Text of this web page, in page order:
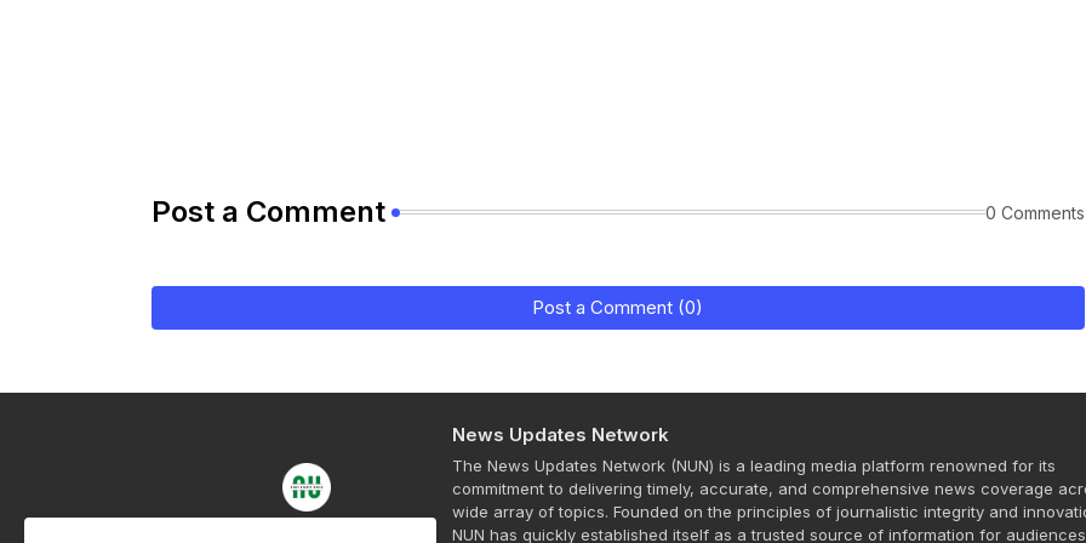
Post a Comment 0 Comments
Post a Comment (0)
News Updates Network
The News Updates Network (NUN) is a leading media platform renowned for its
commitment to delivering timely, accurate, and comprehensive news coverage
wide array of topics. Founded on the principles of journalistic integrity and
NUN has quickly established itself as a trusted source of information for audiences